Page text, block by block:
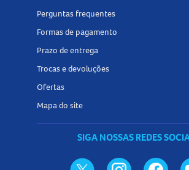
Perguntas frequentes
Formas de pagamento
Prazo de entrega
Trocas e devoluções
Ofertas
Mapa do site
SIGA NOSSAS REDES